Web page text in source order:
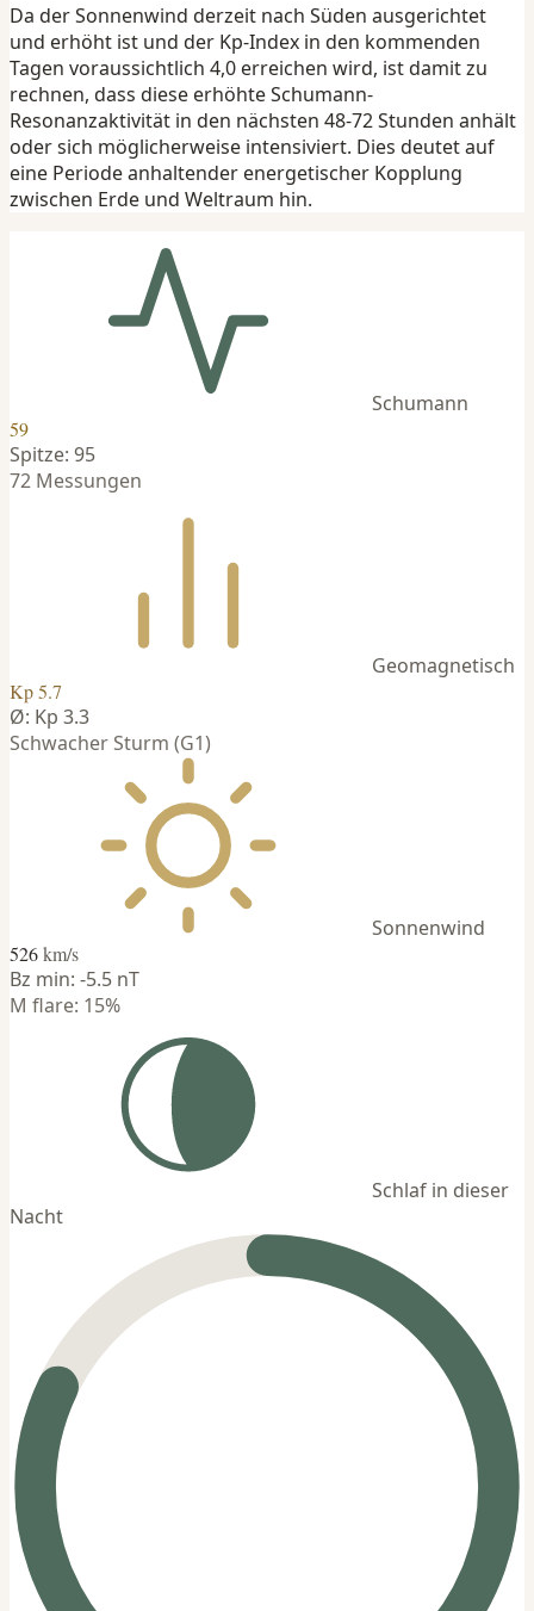
Da der Sonnenwind derzeit nach Süden ausgerichtet
und erhöht ist und der Kp-Index in den kommenden
Tagen voraussichtlich 4,0 erreichen wird, ist damit zu
rechnen, dass diese erhöhte Schumann-
Resonanzaktivität in den nächsten 48-72 Stunden anhält
oder sich möglicherweise intensiviert. Dies deutet auf
eine Periode anhaltender energetischer Kopplung
zwischen Erde und Weltraum hin.
Schumann
59
Spitze: 95
72 Messungen
Geomagnetisch
Kp 5.7
Ø: Kp 3.3
Schwacher Sturm (G1)
Sonnenwind
526km/s
Bz min: -5.5 nT
M flare: 15%
Schlaf in dieser
Nacht